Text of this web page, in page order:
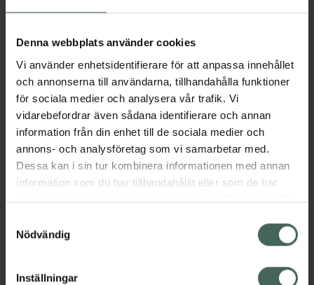
Denna webbplats använder cookies
Vi använder enhetsidentifierare för att anpassa innehållet
och annonserna till användarna, tillhandahålla funktioner
för sociala medier och analysera vår trafik. Vi
vidarebefordrar även sådana identifierare och annan
information från din enhet till de sociala medier och
annons- och analysföretag som vi samarbetar med.
Dessa kan i sin tur kombinera informationen med annan
information som du har tillhandahållit eller som de har
samlat in när du har använt deras tjänster. Samtycke till
återkalla ditt samtycke via webbplatsens
cookieinställningar. Ett återkallat samtycke påverkar inte
lagligheten av behandling som skett innan återkallelsen.
Nödvändig
Inställningar
Aktuella erbjudanden
Beskrivning Dölj
EAN:07046260684621